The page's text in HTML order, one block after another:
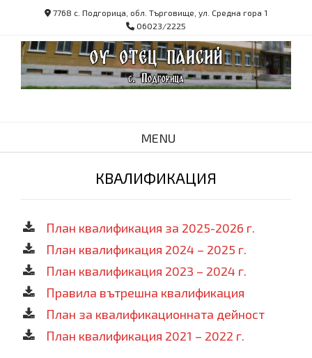
content
7768 с. Подгорица, обл. Търговище, ул. Средна гора 1
06023/2225
MENU
КВАЛИФИКАЦИЯ
План квалификация за 2025-2026 г.
План квалификация 2024 – 2025 г.
План квалификация 2023 – 2024 г.
Правила вътрешна квалификация
План за квалификационната дейност
План квалификация 2021 – 2022 г.